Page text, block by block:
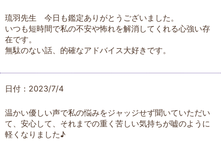
琉羽先生 今日も鑑定ありがとうございました。
いつも短時間で私の不安や怖れを解消してくれる心強い存
在です。
無駄のない話、的確なアドバイス大好きです。
日付：2023/7/4
温かい優しい声で私の悩みをジャッジせず聞いていただい
て、安心して、それまでの重く苦しい気持ちが嘘のように
軽くなりました♪